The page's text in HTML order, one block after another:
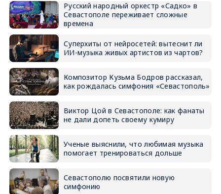
Русский народный оркестр «Садко» в
Севастополе переживает сложные
времена
Суперхиты от нейросетей: вытеснит ли
ИИ-музыка живых артистов из чартов?
Композитор Кузьма Бодров рассказал,
как рождалась симфония «Севастополь»
Виктор Цой в Севастополе: как фанаты
не дали допеть своему кумиру
Ученые выяснили, что любимая музыка
помогает тренироваться дольше
Севастополю посвятили новую
симфонию